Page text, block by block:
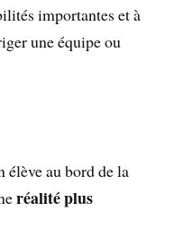
importantes et à
une équipe ou
élève au bord de la
réalité plus